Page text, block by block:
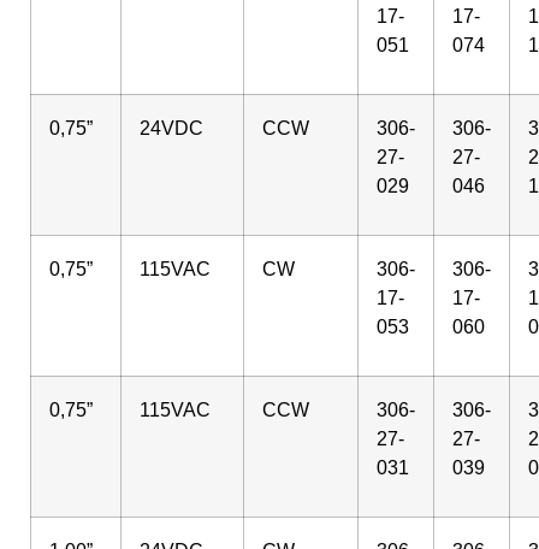
17-
051
17-
074
0,75” 24VDC CCW
306-
27-
029
306-
27-
046
0,75” 115VAC CW
306-
17-
053
306-
17-
060
0,75” 115VAC CCW
306-
27-
031
306-
27-
039